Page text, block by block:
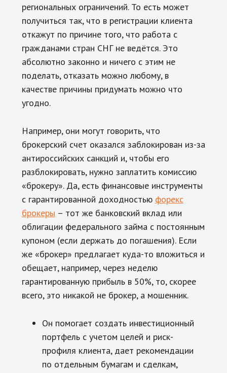
региональных ограничений. То есть может
получиться так, что в регистрации клиента
откажут по причине того, что работа с
гражданами стран СНГ не ведётся. Это
абсолютно законно и ничего с этим не
поделать, отказать можно любому, в
качестве причины придумать можно что
угодно.
Например, они могут говорить, что
брокерский счет оказался заблокирован из-за
антироссийских санкций и, чтобы его
разблокировать, нужно заплатить комиссию
«брокеру». Да, есть финансовые инструменты
с гарантированной доходностью форекс
брокеры – тот же банковский вклад или
облигации федерального займа с постоянным
купоном (если держать до погашения). Если
же «брокер» предлагает куда-то вложиться и
обещает, например, через неделю
гарантированную прибыль в 50%, то, скорее
всего, это никакой не брокер, а мошенник.
Он помогает создать инвестиционный
портфель с учетом целей и риск-
профиля клиента, дает рекомендации
по отдельным бумагам и сделкам,